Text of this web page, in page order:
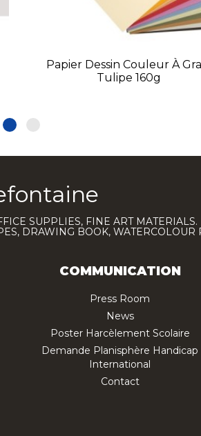
Papier Dessin Couleur À
Tulipe 160g
SUPPLIES, FINE ART MATERIALS.
DRAWING BOOK,
COMMUNICATION
Press Room
News
Poster Harcèlement Scolaire
Demande Planisphère Handicap
International
Contact